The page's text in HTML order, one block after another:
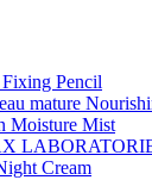
Pencil
mature
Moisture Mist
Cream